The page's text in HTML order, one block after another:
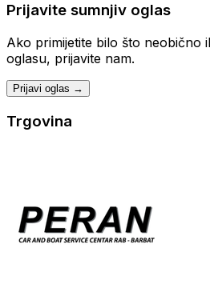
Prijavite sumnjiv oglas
Ako primijetite bilo što neobično
oglasu, prijavite nam.
Prijavi oglas →
Trgovina